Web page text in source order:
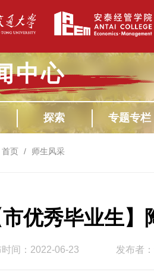
中心
探索 专题专栏
首页 师生风采
市优秀毕业生
时间：2022-06-23 发布者